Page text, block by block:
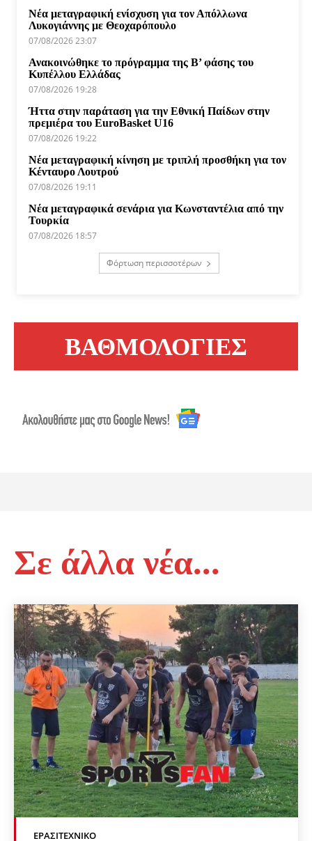
Νέα μεταγραφική ενίσχυση για τον Απόλλωνα
Λυκογιάννης με Θεοχαρόπουλο
07/08/2026 23:07
Ανακοινώθηκε το πρόγραμμα της Β’ φάσης του
Κυπέλλου Ελλάδας
07/08/2026 19:28
Ήττα στην παράταση για την Εθνική Παίδων στην
πρεμιέρα του EuroBasket U16
07/08/2026 19:22
Νέα μεταγραφική κίνηση με τριπλή προσθήκη για τον
Κένταυρο Λουτρού
07/08/2026 19:11
Νέα μεταγραφικά σενάρια για Κωνσταντέλια από την
Τουρκία
07/08/2026 18:57
Φόρτωση περισσοτέρων
ΒΑΘΜΟΛΟΓΙΕΣ
Σε άλλα νέα...
ΕΡΑΣΙΤΕΧΝΙΚΟ